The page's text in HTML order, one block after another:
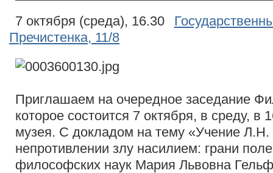
7 октября (среда), 16.30
Пречистенка, 11/8
Приглашаем на очередное заседание
которое состоится 7 октября, в среду,
музея. С докладом на тему «Учение Л.Н.
непротивлении злу насилием: грани
философских наук Мария Львовна